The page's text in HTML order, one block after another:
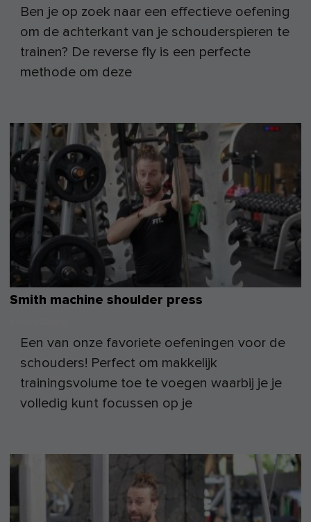
Ben je op zoek naar een effectieve oefening
om de achterkant van je schouderspieren te
trainen? De reverse fly is een perfecte
methode om deze
Smith machine shoulder press
Een van onze favoriete oefeningen voor de
schouders! Perfect om makkelijk
trainingsvolume toe te voegen waarbij je je
volledig kunt focussen op je